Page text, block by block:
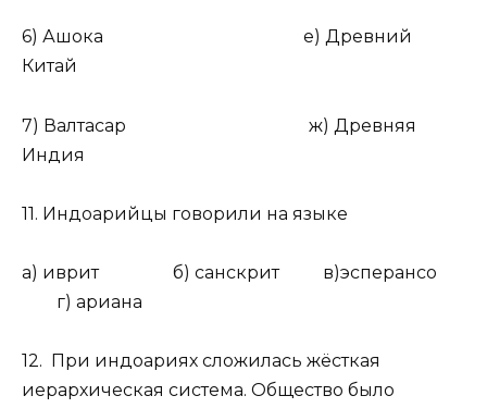
6) Ашока е) Древний
Китай
7) Валтасар ж) Древняя
Индия
11. Индоарийцы говорили на языке
а) иврит б) санскрит в)эсперансо
г) ариана
12. При индоариях сложилась жёсткая
иерархическая система. Общество было